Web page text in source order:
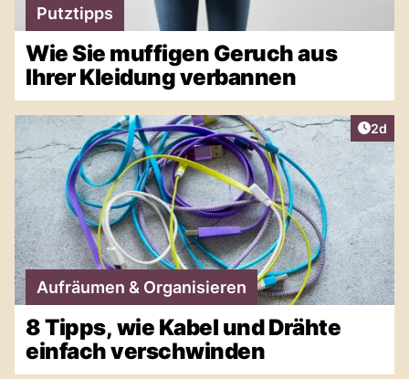
Putztipps
Wie Sie muffigen Geruch aus
Ihrer Kleidung verbannen
2d
Aufräumen & Organisieren
8 Tipps, wie Kabel und Drähte
einfach verschwinden